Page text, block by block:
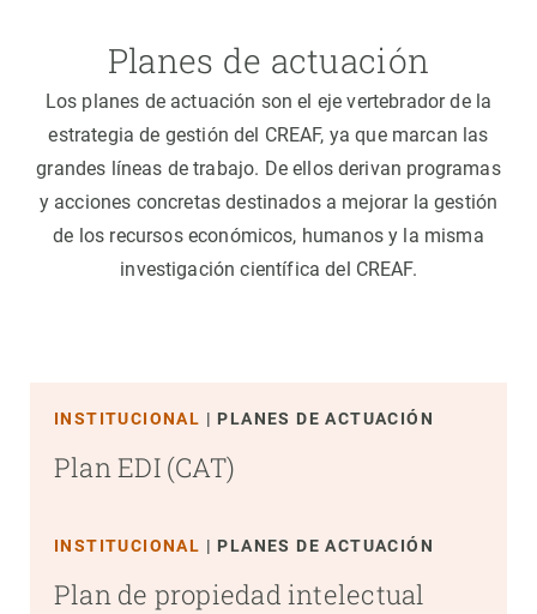
Planes de actuación
Los planes de actuación son el eje vertebrador de la
estrategia de gestión del CREAF, ya que marcan las
grandes líneas de trabajo. De ellos derivan programas
y acciones concretas destinados a mejorar la gestión
de los recursos económicos, humanos y la misma
investigación científica del CREAF.
INSTITUCIONAL PLANES DE ACTUACIÓN
Plan EDI (CAT)
INSTITUCIONAL PLANES DE ACTUACIÓN
Plan de propiedad intelectual